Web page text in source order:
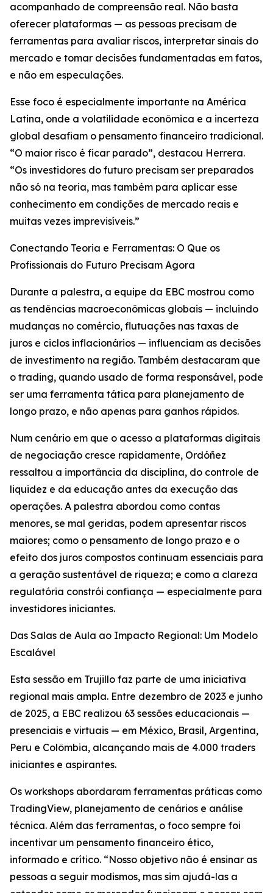
acompanhado de compreensão real. Não basta
oferecer plataformas — as pessoas precisam de
ferramentas para avaliar riscos, interpretar sinais do
mercado e tomar decisões fundamentadas em fatos,
e não em especulações.
Esse foco é especialmente importante na América
Latina, onde a volatilidade econômica e a incerteza
global desafiam o pensamento financeiro tradicional.
“O maior risco é ficar parado”, destacou Herrera.
“Os investidores do futuro precisam ser preparados
não só na teoria, mas também para aplicar esse
conhecimento em condições de mercado reais e
muitas vezes imprevisíveis.”
Conectando Teoria e Ferramentas: O Que os
Profissionais do Futuro Precisam Agora
Durante a palestra, a equipe da EBC mostrou como
as tendências macroeconômicas globais — incluindo
mudanças no comércio, flutuações nas taxas de
juros e ciclos inflacionários — influenciam as decisões
de investimento na região. Também destacaram que
o trading, quando usado de forma responsável, pode
ser uma ferramenta tática para planejamento de
longo prazo, e não apenas para ganhos rápidos.
Num cenário em que o acesso a plataformas digitais
de negociação cresce rapidamente, Ordóñez
ressaltou a importância da disciplina, do controle de
liquidez e da educação antes da execução das
operações. A palestra abordou como contas
menores, se mal geridas, podem apresentar riscos
maiores; como o pensamento de longo prazo e o
efeito dos juros compostos continuam essenciais para
a geração sustentável de riqueza; e como a clareza
regulatória constrói confiança — especialmente para
investidores iniciantes.
Das Salas de Aula ao Impacto Regional: Um Modelo
Escalável
Esta sessão em Trujillo faz parte de uma iniciativa
regional mais ampla. Entre dezembro de 2023 e junho
de 2025, a EBC realizou 63 sessões educacionais —
presenciais e virtuais — em México, Brasil, Argentina,
Peru e Colômbia, alcançando mais de 4.000 traders
iniciantes e aspirantes.
Os workshops abordaram ferramentas práticas como
TradingView, planejamento de cenários e análise
técnica. Além das ferramentas, o foco sempre foi
incentivar um pensamento financeiro ético,
informado e crítico. “Nosso objetivo não é ensinar as
pessoas a seguir modismos, mas sim ajudá-las a